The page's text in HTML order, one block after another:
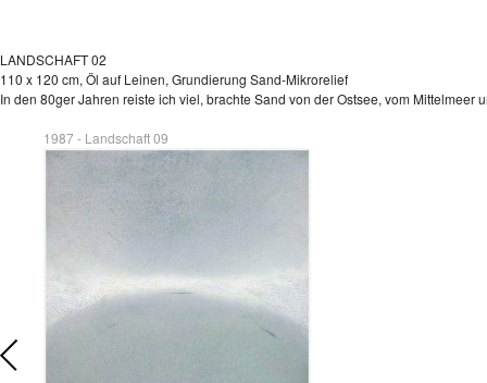
LANDSCHAFT 02
110 x 120 cm, Öl auf Leinen, Grundierung Sand-Mikrorelief
In den 80ger Jahren reiste ich viel, brachte Sand von der Ostsee, vom
1987 - Landschaft 09